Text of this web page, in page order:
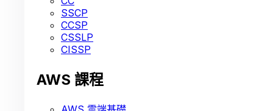
SSCP
CCSP
CSSLP
CISSP
AWS 課程